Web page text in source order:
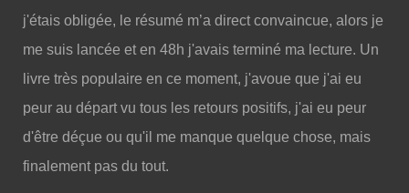
j'étais obligée, le résumé m’a direct convaincue, alors je
me suis lancée et en 48h j'avais terminé ma lecture. Un
livre très populaire en ce moment, j'avoue que j'ai eu
peur au départ vu tous les retours positifs, j'ai eu peur
d'être déçue ou qu'il me manque quelque chose, mais
finalement pas du tout.